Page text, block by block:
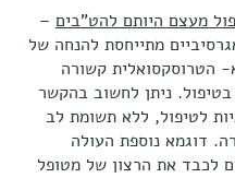
מעצם היותם להט"בים –
מתייחסת להנחה של
הטרוסקסואלית קשורה
ניתן לחשוב בהקשר
לטיפול, ללא תשומת לב
דוגמא נוספת העולה
לכבד את הרצון של מטופל